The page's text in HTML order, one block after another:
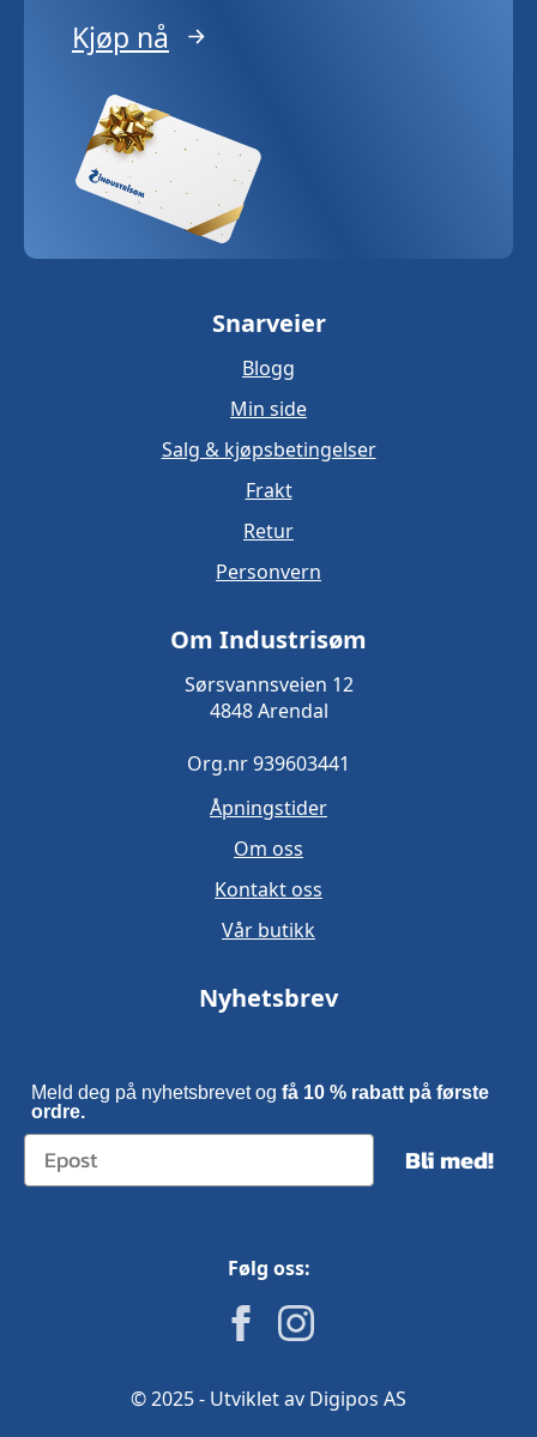
Kjøp nå
Snarveier
Blogg
Min side
Salg & kjøpsbetingelser
Frakt
Retur
Personvern
Om Industrisøm
Sørsvannsveien 12
4848 Arendal
Org.nr 939603441
Åpningstider
Om oss
Kontakt oss
Vår butikk
Nyhetsbrev
Meld deg på nyhetsbrevet og få 10 % rabatt på første
ordre.
Bli med!
Følg oss:
© 2025 - Utviklet av Digipos AS